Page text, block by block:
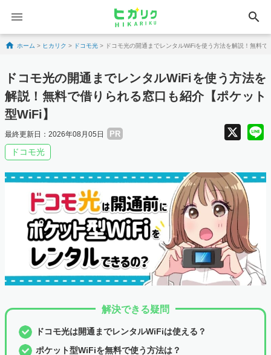
search
Skip to content
ホーム > ヒカリク > ドコモ光 > ドコモ光の開通までレンタルWiFiを使う方法を解説！無料
ドコモ光の開通までレンタルWiFiを使う方法を
解説！無料で借りられる窓口も紹介【ポケット
型WiFi】
最終更新日：2026年08月05日 PR X
ドコモ光
解決できる疑問
ドコモ光は開通までレンタルWiFiは使える？
ポケット型WiFiを無料で使う方法は？